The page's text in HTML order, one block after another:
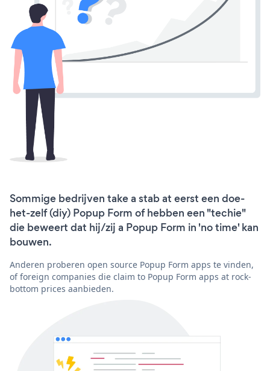
Sommige bedrijven take a stab at eerst een doe-
het-zelf (diy) Popup Form of hebben een "techie"
die beweert dat hij/zij a Popup Form in 'no time' kan
bouwen.
Anderen proberen open source Popup Form apps te vinden,
of foreign companies die claim to Popup Form apps at rock-
bottom prices aanbieden.